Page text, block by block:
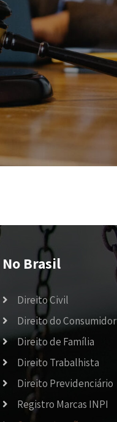
No Brasil
Direito Civil
Direito do Consumidor
Direito de Família
Direito Trabalhista
Direito Previdenciário
Registro Marcas INPI